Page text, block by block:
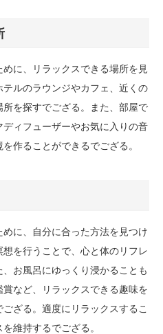
に、リラックスできる場所を見
ルのラウンジやカフェ、近くの
を探すでござる。また、部屋で
ィフューザーやお気に入りの音
作ることができるでござる。
に、自分に合った方法を見つけ
を行うことで、心と体のリフレ
お風呂にゆっくり浸かることも
など、リラックスできる趣味を
ざる。適度にリラックスするこ
維持するでござる。